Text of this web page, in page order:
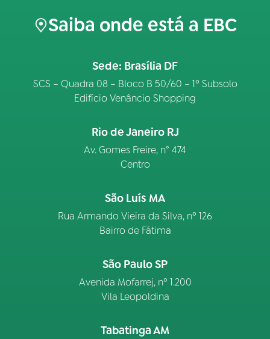
Saiba onde está a EBC
Sede: Brasília DF
SCS – Quadra 08 – Bloco B 50/60 – 1º Subsolo
Edifício Venâncio Shopping
Rio de Janeiro RJ
Av. Gomes Freire, n° 474
Centro
São Luís MA
Rua Armando Vieira da Silva, nº 126
Bairro de Fátima
São Paulo SP
Avenida Mofarrej, nº 1.200
Vila Leopoldina
Tabatinga AM